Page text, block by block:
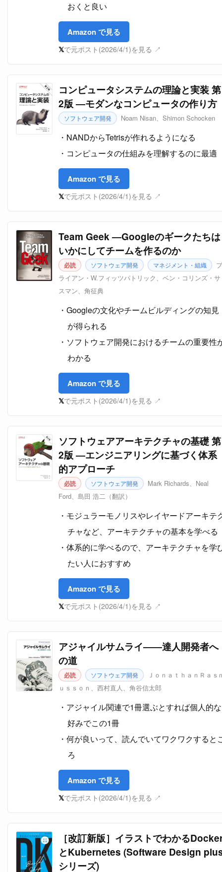
おくと良い
Amazon で見る
𝕏で元ポスト(2026/4/1)を見る ↗
コンピュータシステムの理論と実装 第
2版 ―モダンなコンピュータの作り方
ソフトウェア開発 Noam Nisan、Shimon Schocken
NANDからTetrisが作れるようになる
コンピュータの仕組みを理解するのに最適
Amazon で見る
𝕏で元ポスト(2026/4/1)を見る ↗
Team Geek ―Googleのギークたちは
いかにしてチームを作るのか
必読 ソフトウェア開発 マネジメント・組織
ブ
ライアン・W.フィッツパトリック、ベン・コリンズ・サ
スマン、角征典
Googleの文化やチームビルディングの知見
が得られる
ソフトウェア開発におけるチームの重要性
わかる
Amazon で見る
𝕏で元ポスト(2026/4/1)を見る ↗
ソフトウェアアーキテクチャの基礎 第
2版 ―エンジニアリングに基づく体系
的アプローチ
必読 ソフトウェア開発
Mark Richards、Neal
Ford、島田 浩二（翻訳）
モジュラーモノリスやレイヤードアーキテ
チャなど、アーキテクチャの基本を学べる
体系的に学べるので、アーキテクチャを学
たい人におすすめ
Amazon で見る
𝕏で元ポスト(2026/4/1)を見る ↗
アジャイルサムライ――達人開発者へ
の道
必読 ソフトウェア開発
ＪｏｎａｔｈａｎＲａｓ
ｕｓｓｏｎ、西村直人、角谷信太郎
アジャイル関連で1冊選ぶとすれば個人的な
好みでこの1冊
何が良いって、読んでいてワクワクすると
ろ
Amazon で見る
𝕏で元ポスト(2026/4/1)を見る ↗
［改訂新版］イラストでわかる
とKubernetes (Software Design
シリーズ)